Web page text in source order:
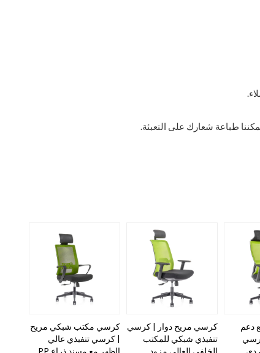
طباعة شعارك على التعبئة.
دعم
كرسي مريح دوار | كرسي
تنفيذي شبكي للمكتب
الخلفي العالي مزود
كرسي مكتب شبكي مريح
| كرسي تنفيذي عالي
الظهر مع مسند ذراع PP